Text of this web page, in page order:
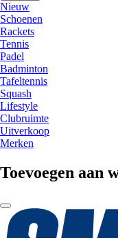
Nieuw
Schoenen
Rackets
Tennis
Padel
Badminton
Tafeltennis
Squash
Lifestyle
Clubruimte
Uitverkoop
Merken
Toevoegen aan